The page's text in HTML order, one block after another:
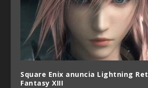
Square Enix anuncia Lightning
Fantasy XIII